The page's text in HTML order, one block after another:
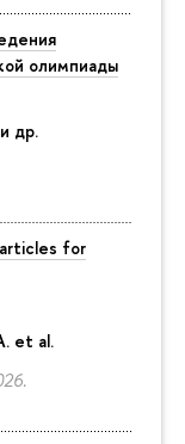
олимпиады
др.
for
et al.